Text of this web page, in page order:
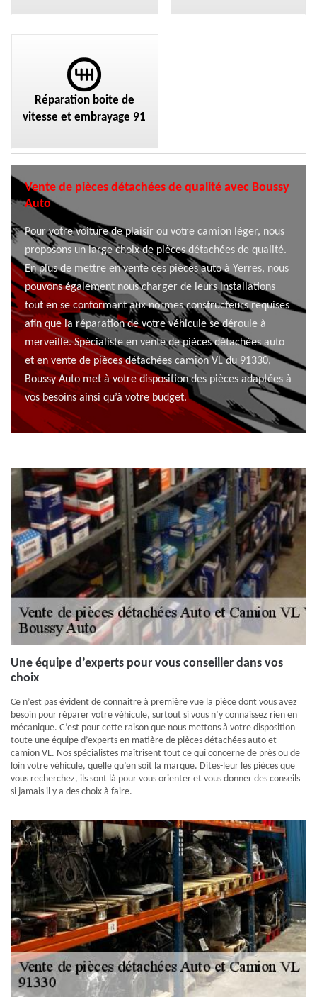
Réparation boite de
vitesse et embrayage 91
Vente de pièces détachées de qualité avec Boussy
Auto
Pour votre voiture de plaisir ou votre camion léger, nous
proposons un large choix de pièces détachées de qualité.
En plus de mettre en vente ces pièces auto à Yerres, nous
pouvons également nous charger de leurs installations
tout en se conformant aux normes constructeurs requises
afin que la réparation de votre véhicule se déroule à
merveille. Spécialiste en vente de pièces détachées auto
et en vente de pièces détachées camion VL du 91330,
Boussy Auto met à votre disposition des pièces adaptées à
vos besoins ainsi qu’à votre budget.
Une équipe d’experts pour vous conseiller dans vos
choix
Ce n’est pas évident de connaitre à première vue la pièce dont vous avez
besoin pour réparer votre véhicule, surtout si vous n’y connaissez rien en
mécanique. C’est pour cette raison que nous mettons à votre disposition
toute une équipe d’experts en matière de pièces détachées auto et
camion VL. Nos spécialistes maîtrisent tout ce qui concerne de près ou de
loin votre véhicule, quelle qu’en soit la marque. Dites-leur les pièces que
vous recherchez, ils sont là pour vous orienter et vous donner des conseils
si jamais il y a des choix à faire.